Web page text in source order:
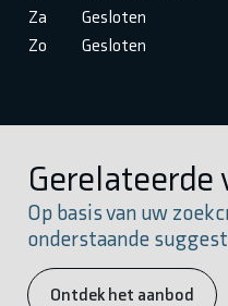
Za
Gesloten
Zo
Gesloten
Gerelateerde
Op basis van uw
onderstaande
Ontdek het aanbod